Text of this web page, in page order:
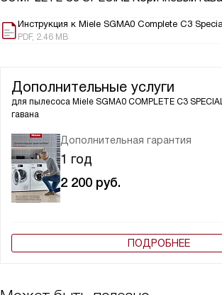
Инструкция к Miele SGMA0 Complete C3
PDF, 2.46 MB
Дополнительные услуги
для пылесоса Miele SGMA0 COMPLETE C3
гавана
Дополнительная гарантия
1 год
2 200 руб.
ПОДРОБНЕЕ